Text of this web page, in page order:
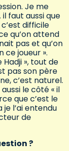
Je me
faut aussi que
difficile
qu’on attend
pas et qu’on
ce joueur ».
Hadji », tout de
pas son père
c’est naturel.
le côté « il
que c’est le
je l’ai entendu
de
?